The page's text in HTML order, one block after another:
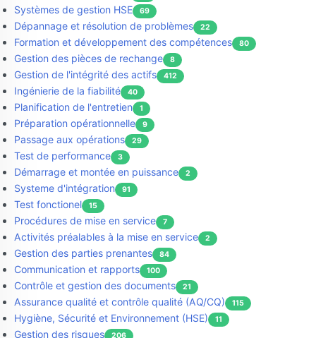
Systèmes de gestion HSE 69
Dépannage et résolution de problèmes 22
Formation et développement des compétences 80
Gestion des pièces de rechange 8
Gestion de l'intégrité des actifs 412
Ingénierie de la fiabilité 40
Planification de l'entretien 1
Préparation opérationnelle 9
Passage aux opérations 29
Test de performance 3
Démarrage et montée en puissance 2
Systeme d'intégration 91
Test fonctionel 15
Procédures de mise en service 7
Activités préalables à la mise en service 2
Gestion des parties prenantes 84
Communication et rapports 100
Contrôle et gestion des documents 21
Assurance qualité et contrôle qualité (AQ/CQ) 115
Hygiène, Sécurité et Environnement (HSE) 11
Gestion des risques 206